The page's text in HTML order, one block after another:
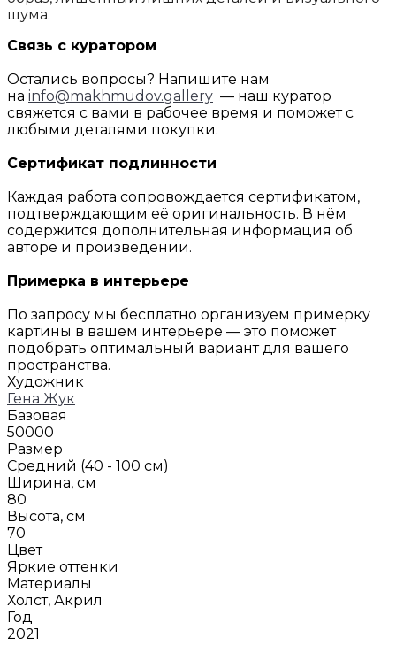
шума.
Связь с куратором
Остались вопросы? Напишите нам
на info@makhmudov.gallery — наш куратор
свяжется с вами в рабочее время и поможет с
любыми деталями покупки.
Сертификат подлинности
Каждая работа сопровождается сертификатом,
подтверждающим её оригинальность. В нём
содержится дополнительная информация об
авторе и произведении.
Примерка в интерьере
По запросу мы бесплатно организуем примерку
картины в вашем интерьере — это поможет
подобрать оптимальный вариант для вашего
пространства.
Художник
Гена Жук
Базовая
50000
Размер
Средний (40 - 100 см)
Ширина, см
80
Высота, см
70
Цвет
Яркие оттенки
Материалы
Холст, Акрил
Год
2021